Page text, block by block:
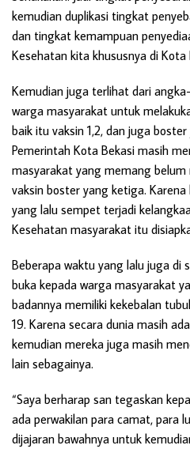
kemudian duplikasi tingkat
dan tingkat kemampuan
Kesehatan kita khususnya di Kota
Kemudian juga terlihat dari
warga masyarakat untuk
baik itu vaksin 1,2, dan juga
Pemerintah Kota Bekasi masih
masyarakat yang memang
vaksin boster yang ketiga.
yang lalu sempet terjadi
Kesehatan masyarakat itu
Beberapa waktu yang lalu juga di
buka kepada warga masyarakat
badannya memiliki kekebalan
19. Karena secara dunia masih
kemudian mereka juga masih
lain sebagainya.
“Saya berharap san tegaskan
ada perwakilan para camat, para
dijajaran bawahnya untuk